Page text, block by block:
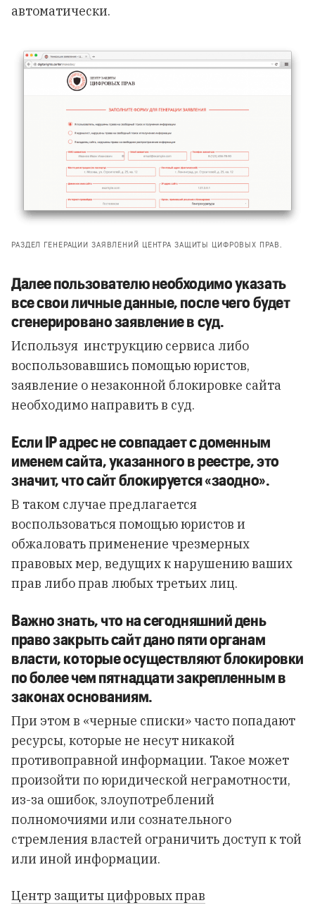
автоматически.
РАЗДЕЛ ГЕНЕРАЦИИ ЗАЯВЛЕНИЙ ЦЕНТРА ЗАЩИТЫ ЦИФРОВЫХ ПРАВ.
Далее пользователю необходимо указать
все свои личные данные, после чего будет
сгенерировано заявление в суд.
Используя инструкцию сервиса либо
воспользовавшисьпомощью юристов,
заявление о незаконной блокировке сайта
необходимо направить в суд.
Если IP адрес не совпадает с доменным
именем сайта, указанного в реестре, это
значит, что сайт блокируется «заодно».
В таком случае предлагается
воспользоваться помощью юристов и
обжаловать применение чрезмерных
правовых мер, ведущих к нарушению ваших
прав либо прав любых третьих лиц.
Важно знать, что на сегодняшний день
право закрыть сайт данопяти органам
власти, которые осуществляют блокировки
по более чем пятнадцати закрепленным в
законах основаниям.
При этом в «черные списки» часто попадают
ресурсы, которые не несут никакой
противоправной информации. Такое может
произойти по юридической неграмотности,
из-за ошибок, злоупотреблений
полномочиями или сознательного
стремления властей ограничить доступ к той
или иной информации.
Центр защиты цифровых прав